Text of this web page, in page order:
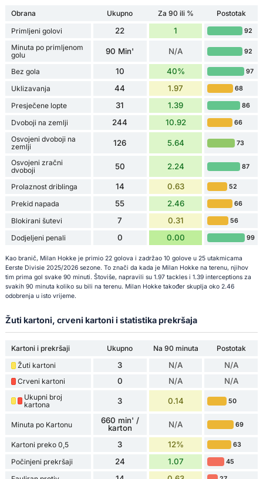
Obrana Ukupno Za 90 ili %
Postotak
Primljeni golovi
22 1 92
Minuta po primljenom
golu
90 Min' N/A 92
Bez gola 10 40% 97
Uklizavanja 44 1.97 68
Presječene lopte 31 1.39 86
Dvoboji na zemlji 244 10.92 66
Osvojeni dvoboji na
zemlji
126 5.64 73
Osvojeni zračni
dvoboji
50 2.24 87
Prolaznost driblinga 14 0.63 52
Prekid napada 55 2.46 66
Blokirani šutevi 7 0.31 56
Dodjeljeni penali 0 0.00 99
Kao branič, Milan Hokke je primio 22 golova i zadržao 10 golove u 25 utakmicama
Eerste Divisie 2025/2026 sezone. To znači da kada je Milan Hokke na terenu, njihov
tim prima gol svake 90 minuti. Štoviše, napravili su 1.97 tackles i 1.39 interceptions za
svakih 90 minuta koliko su bili na terenu. Milan Hokke također skuplja oko 2.46
odobrenja u isto vrijeme.
Žuti kartoni, crveni kartoni i statistika prekršaja
Kartoni i prekršaji Ukupno Na 90 minuta
Postotak
Žuti kartoni
3 N/A N/A
Crveni kartoni 0 N/A N/A
Ukupni broj
kartona
3 0.14 50
Minuta po Kartonu
660 min' /
karton
N/A 69
Kartoni preko 0,5 3 12% 63
Počinjeni prekršaji 24 1.07 45